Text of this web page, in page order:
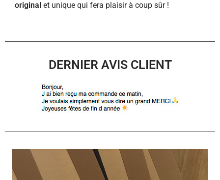
original et unique qui fera plaisir à coup sûr !
DERNIER AVIS CLIENT